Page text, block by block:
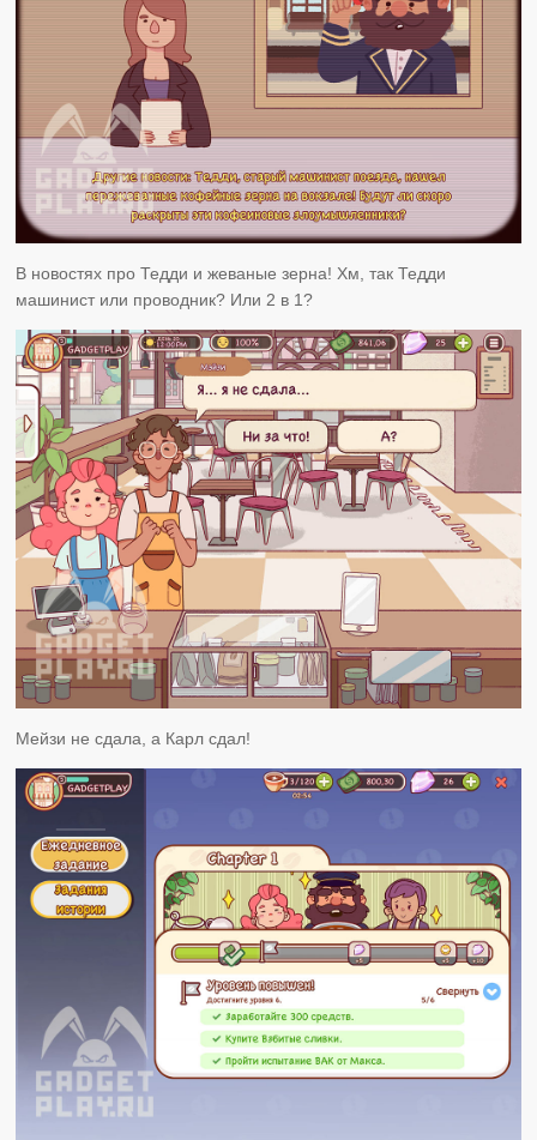
В новостях про Тедди и жеваные зерна! Хм, так Тедди
машинист или проводник? Или 2 в 1?
Мейзи не сдала, а Карл сдал!